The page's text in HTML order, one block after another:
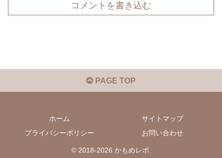
コメントを書き込む
PAGE TOP
ホーム
サイトマップ
プライバシーポリシー
お問い合わせ
© 2018-2026 かもめレポ.